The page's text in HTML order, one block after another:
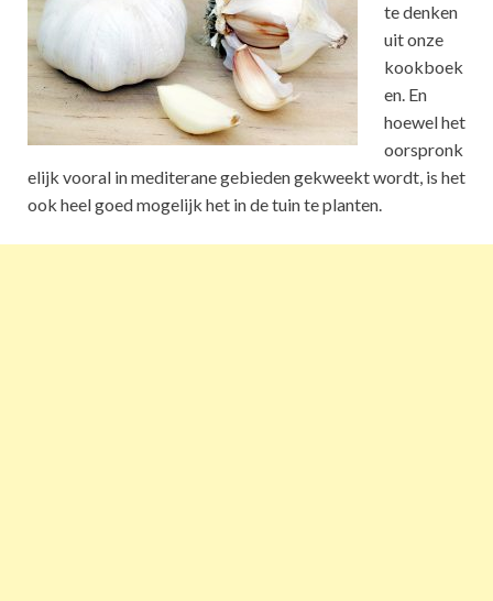
te denken
uit onze
kookboek
en. En
hoewel het
oorspronk
elijk vooral in mediterane gebieden gekweekt wordt, is het
ook heel goed mogelijk het in de tuin te planten.